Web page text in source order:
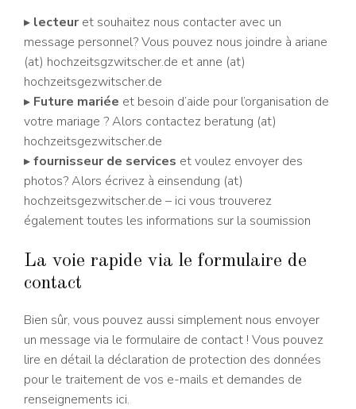
▸ lecteuret souhaitez nous contacter avec un
message personnel? Vous pouvez nous joindre à ariane
(at) hochzeitsgzwitscher.de et anne (at)
hochzeitsgezwitscher.de
▸ Future mariée et besoin d’aide pour l’organisation de
votre mariage ? Alors contactez beratung (at)
hochzeitsgezwitscher.de
▸fournisseur de services et voulez envoyer des
photos? Alors écrivez à einsendung (at)
hochzeitsgezwitscher.de – ici vous trouverez
également toutes les informations sur la soumission
La voie rapide via le formulaire de
contact
Bien sûr, vous pouvez aussi simplement nous envoyer
un message via le formulaire de contact ! Vous pouvez
lire en détail la déclaration de protection des données
pour le traitement de vos e-mails et demandes de
renseignements ici.